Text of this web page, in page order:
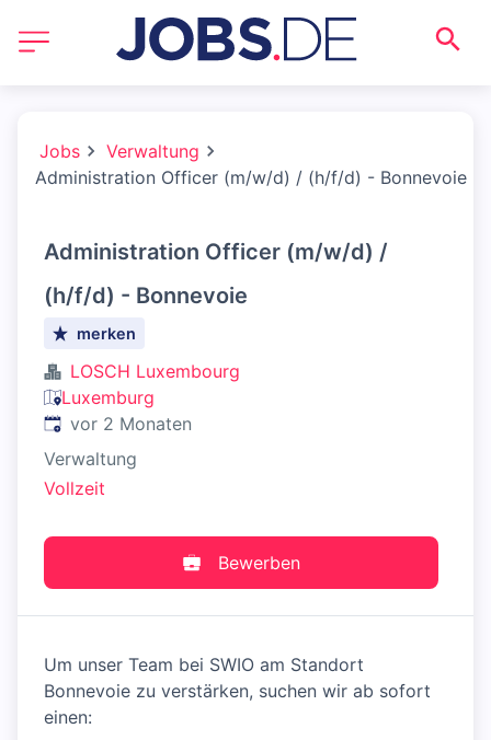
Jobs
Verwaltung
Administration Officer (m/w/d) / (h/f/d) - Bonnevoie
Administration Officer (m/w/d) /
(h/f/d) - Bonnevoie
merken
LOSCH Luxembourg
Luxemburg
Veröffentlicht:
vor 2 Monaten
Verwaltung
Vollzeit
Bewerben
Um unser Team bei SWIO am Standort
Bonnevoie zu verstärken, suchen wir ab sofort
einen: